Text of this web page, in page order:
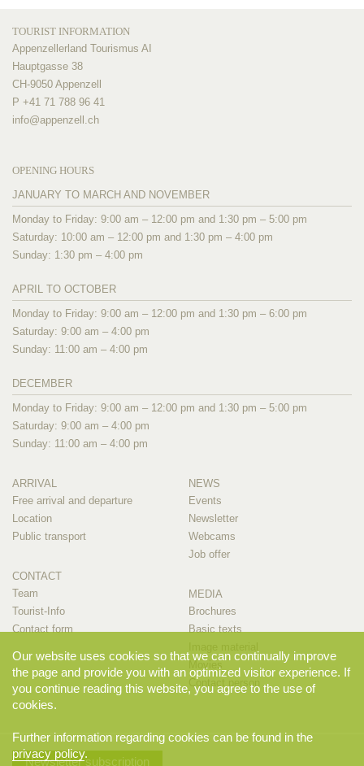
TOURIST INFORMATION
Appenzellerland Tourismus AI
Hauptgasse 38
CH-9050 Appenzell
P +41 71 788 96 41
info@appenzell.ch
OPENING HOURS
JANUARY TO MARCH AND NOVEMBER
Monday to Friday: 9:00 am – 12:00 pm and 1:30 pm – 5:00 pm
Saturday: 10:00 am – 12:00 pm and 1:30 pm – 4:00 pm
Sunday: 1:30 pm – 4:00 pm
APRIL TO OCTOBER
Monday to Friday: 9:00 am – 12:00 pm and 1:30 pm – 6:00 pm
Saturday: 9:00 am – 4:00 pm
Sunday: 11:00 am – 4:00 pm
DECEMBER
Monday to Friday: 9:00 am – 12:00 pm and 1:30 pm – 5:00 pm
Saturday: 9:00 am – 4:00 pm
Sunday: 11:00 am – 4:00 pm
ARRIVAL
Free arrival and departure
Location
Public transport
CONTACT
Team
Tourist-Info
Contact form
NEWS
Events
Newsletter
Webcams
Job offer
MEDIA
Brochures
Basic texts
Movies
Contact person
Newsletter subscription
Our website uses cookies so that we can continually improve
the page and provide you with an optimized visitor experience. If
you continue reading this website, you agree to the use of
cookies.
Further information regarding cookies can be found in the
privacy policy.